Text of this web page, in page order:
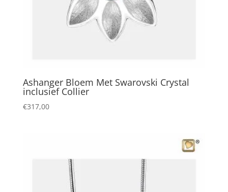
Ashanger Bloem Met Swarovski Crystal
inclusief Collier
€317,00